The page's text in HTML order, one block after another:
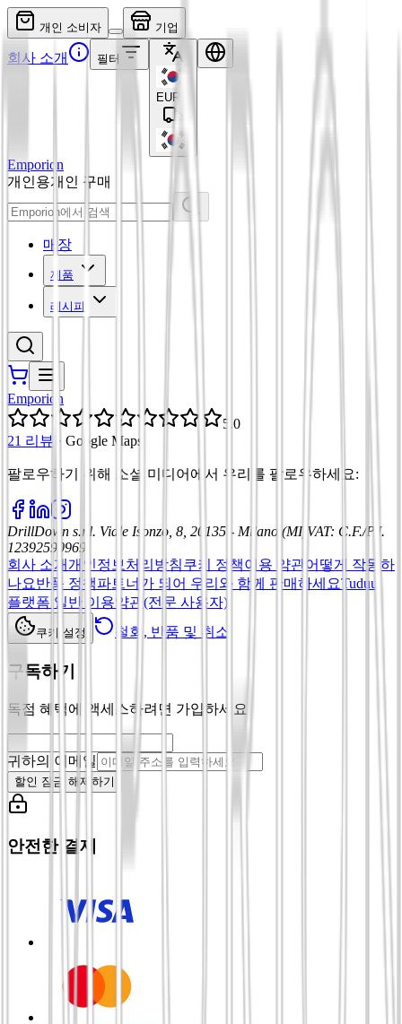
개인 소비자 기업
회사 소개 필터
EUR
Emporion
개인용개인 구매
매장
제품
레시피
Emporion
5.0
21 리뷰 · Google Maps
팔로우하기 위해 소셜 미디어에서 우리를 팔로우하세요:
DrillDown s.r.l. Viale Isonzo, 8, 20135 - Milano (MI) VAT: C.F./P.I.
12392590969
회사 소개개인정보처리방침쿠키 정책이용 약관 어떻게 작동하
나요반품 정책파트너가 되어 우리와 함께 판매하세요Tuduu
플랫폼 일반 이용약관(전문 사용자)
쿠키 설정 철회, 반품 및 취소
구독하기
독점 혜택에 액세스하려면 가입하세요
귀하의 이메일
할인 잠금 해제하기
안전한 결제